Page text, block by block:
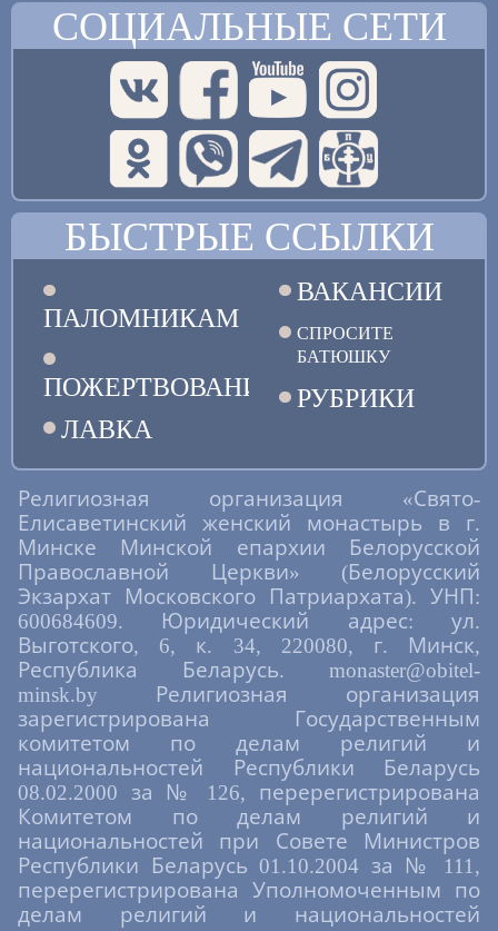
СОЦИАЛЬНЫЕ СЕТИ
БЫСТРЫЕ ССЫЛКИ
ПАЛОМНИКАМ
ПОЖЕРТВОВАНИЯ
ЛАВКА
ВАКАНСИИ
СПРОСИТЕ
БАТЮШКУ
РУБРИКИ
Религиозная организация «Свято-
Елисаветинский женский монастырь в г.
Минске Минской епархии Белорусской
Православной Церкви» (Белорусский
Экзархат Московского Патриархата). УНП:
600684609. Юридический адрес: ул.
Выготского, 6, к. 34, 220080, г. Минск,
Республика Беларусь. monaster@obitel-
minsk.by Религиозная организация
зарегистрирована Государственным
комитетом по делам религий и
национальностей Республики Беларусь
08.02.2000 за № 126, перерегистрирована
Комитетом по делам религий и
национальностей при Совете Министров
Республики Беларусь 01.10.2004 за № 111,
перерегистрирована Уполномоченным по
делам религий и национальностей